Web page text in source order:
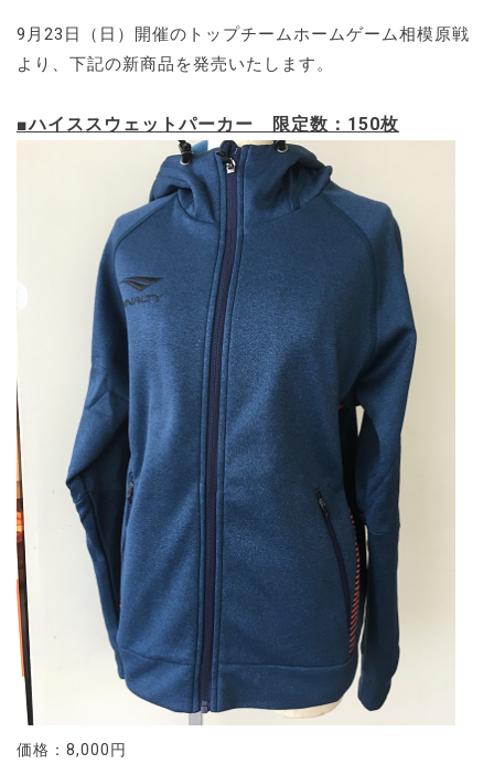
9月23日（日）開催のトップチームホームゲーム相模原戦
より、下記の新商品を発売いたします。
■ハイススウェットパーカー 限定数：150枚
価格：8,000円